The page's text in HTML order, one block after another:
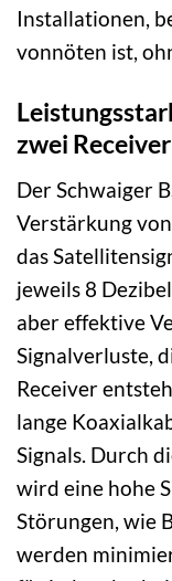
Installationen,
vonnöten ist,
zwei Receiver
Der Schwaiger
Verstärkung
das
jeweils 8
aber effektive
Signalverluste,
Receiver
lange
Signals. Durch
wird eine hohe
Störungen, wie
werden